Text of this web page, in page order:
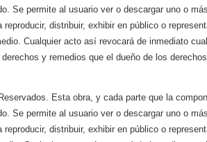
Se permite al usuario ver o descargar uno o
distribuir, exhibir en público o
Cualquier acto así revocará de inmediato
y remedios que el dueño de los
Esta obra, y cada parte que la
Se permite al usuario ver o descargar uno o
distribuir, exhibir en público o